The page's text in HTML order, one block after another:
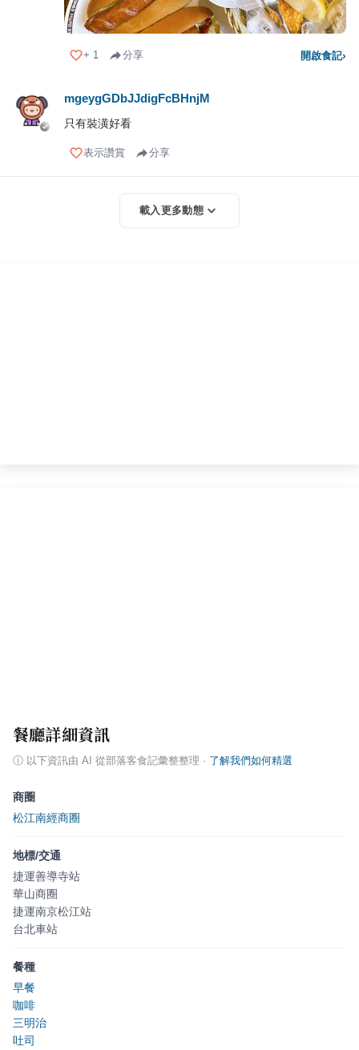
+ 1 分享 開啟食記›
mgeygGDbJJdigFcBHnjM
只有裝潢好看
表示讚賞 分享
載入更多動態
餐廳詳細資訊
ⓘ 以下資訊由 AI 從部落客食記彙整整理 · 了解我們如何精選
商圈
松江南經商圈
地標/交通
捷運善導寺站
華山商圈
捷運南京松江站
台北車站
餐種
早餐
咖啡
三明治
吐司